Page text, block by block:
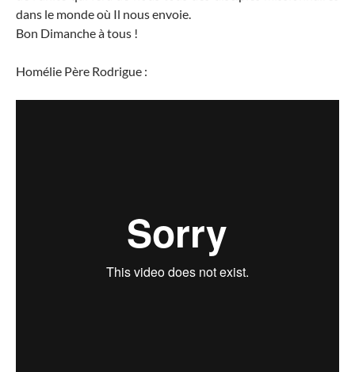
dans le monde où Il nous envoie.
Bon Dimanche à tous !
Homélie Père Rodrigue :